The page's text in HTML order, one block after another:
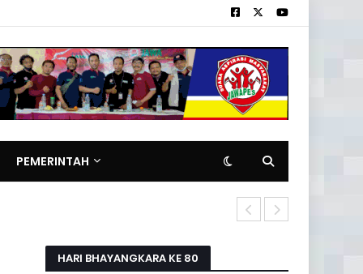
PEMERINTAH
HARI BHAYANGKARA KE 80